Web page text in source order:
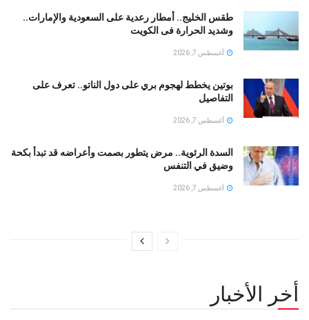
طقس الخليج.. أمطار رعدية على السعودية والإمارات..
وشديد الحرارة فى الكويت
أغسطس 7, 2026
بوتين يخطط لهجوم بري على دول الناتو.. تعرف على
التفاصيل
أغسطس 7, 2026
السدة الرئوية.. مرض يتطور بصمت وأعراضه قد تبدأ بكحة
وضيق في التنفس
أغسطس 7, 2026
أخر الأخبار